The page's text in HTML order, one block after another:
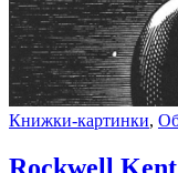
Книжки-картинки,